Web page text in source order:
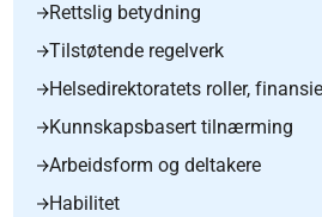
Rettslig betydning
Tilstøtende regelverk
Helsedirektoratets roller,
Kunnskapsbasert tilnærming
Arbeidsform og deltakere
Habilitet